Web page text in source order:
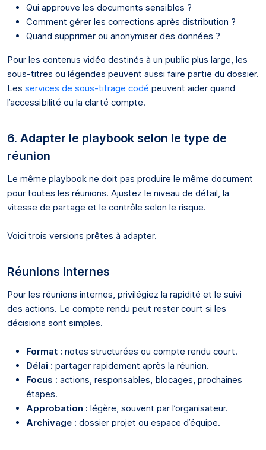
Qui approuve les documents sensibles ?
Comment gérer les corrections après distribution ?
Quand supprimer ou anonymiser des données ?
Pour les contenus vidéo destinés à un public plus large, les
sous-titres ou légendes peuvent aussi faire partie du dossier.
Les services de sous-titrage codé peuvent aider quand
l’accessibilité ou la clarté compte.
6. Adapter le playbook selon le type de
réunion
Le même playbook ne doit pas produire le même document
pour toutes les réunions. Ajustez le niveau de détail, la
vitesse de partage et le contrôle selon le risque.
Voici trois versions prêtes à adapter.
Réunions internes
Pour les réunions internes, privilégiez la rapidité et le suivi
des actions. Le compte rendu peut rester court si les
décisions sont simples.
Format : notes structurées ou compte rendu court.
Délai : partager rapidement après la réunion.
Focus : actions, responsables, blocages, prochaines
étapes.
Approbation : légère, souvent par l’organisateur.
Archivage : dossier projet ou espace d’équipe.